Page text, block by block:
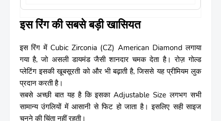
इस रिंग की सबसे बड़ी खासियत
इस रिंग में Cubic Zirconia (CZ) American Diamond लगाया
गया है, जो असली डायमंड जैसी शानदार चमक देता है। रोज़ गोल्ड
प्लेटिंग इसकी खूबसूरती को और भी बढ़ाती है, जिससे यह प्रीमियम लुक
प्रदान करती है।
सबसे अच्छी बात यह है कि इसका Adjustable Size लगभग सभी
सामान्य उंगलियों में आसानी से फिट हो जाता है। इसलिए सही साइज
चुनने की चिंता नहीं रहती।